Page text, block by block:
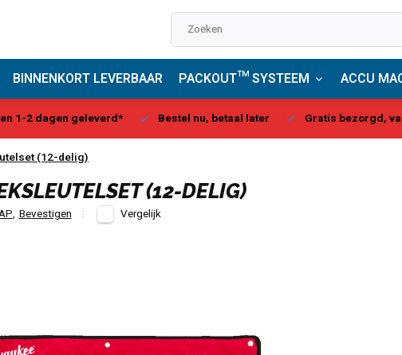
BINNENKORT LEVERBAAR PACKOUT™ SYSTEEM ACCU
1-2 dagen geleverd* Bestel nu, betaal later Gratis bezorgd,
(12-delig)
(12-DELIG)
, Bevestigen Vergelijk